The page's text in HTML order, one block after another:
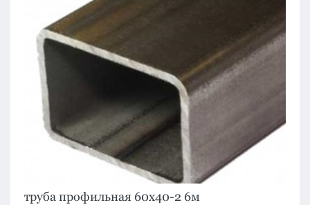
труба профильная 60х40-2 6м